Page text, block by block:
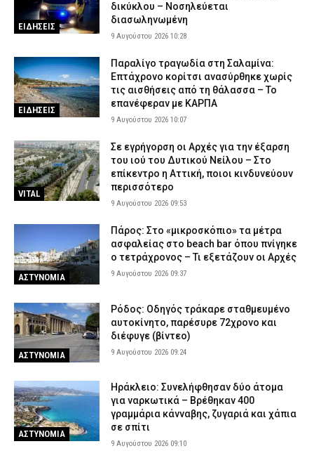
ΕΙΔΗΣΕΙΣ
δικύκλου – Νοσηλεύεται
διασωληνωμένη
9 Αυγούστου 2026 10:28
ΕΙΔΗΣΕΙΣ
Παραλίγο τραγωδία στη Σαλαμίνα:
Επτάχρονο κορίτσι ανασύρθηκε χωρίς
τις αισθήσεις από τη θάλασσα – Το
επανέφεραν με ΚΑΡΠΑ
9 Αυγούστου 2026 10:07
VITAL
Σε εγρήγορση οι Αρχές για την έξαρση
του ιού του Δυτικού Νείλου – Στο
επίκεντρο η Αττική, ποιοι κινδυνεύουν
περισσότερο
9 Αυγούστου 2026 09:53
ΑΣΤΥΝΟΜΙΑ
Πάρος: Στο «μικροσκόπιο» τα μέτρα
ασφαλείας στο beach bar όπου πνίγηκε
ο τετράχρονος – Τι εξετάζουν οι Αρχές
9 Αυγούστου 2026 09:37
ΑΣΤΥΝΟΜΙΑ
Ρόδος: Οδηγός τράκαρε σταθμευμένο
αυτοκίνητο, παρέσυρε 72χρονο και
διέφυγε (βίντεο)
9 Αυγούστου 2026 09:24
ΑΣΤΥΝΟΜΙΑ
Ηράκλειο: Συνελήφθησαν δύο άτομα
για ναρκωτικά – Βρέθηκαν 400
γραμμάρια κάνναβης, ζυγαριά και χάπια
σε σπίτι
9 Αυγούστου 2026 09:10